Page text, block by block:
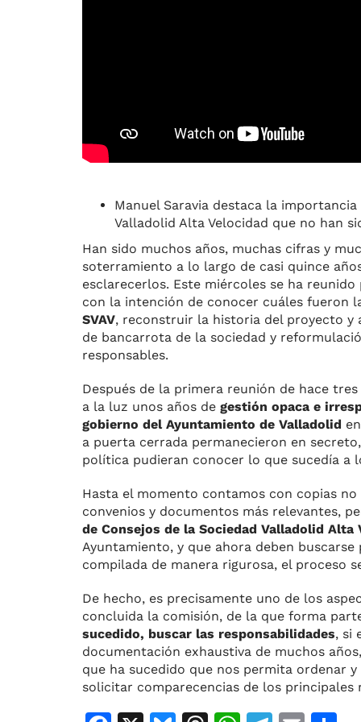
Manuel Saravia destaca la
Valladolid Alta Velocidad que no han
Han sido muchos años, muchas cifras y
soterramiento a lo largo de casi quince
esclarecerlos. Este miércoles se ha reunido
con la intención de conocer cuáles fueron
SVAV, reconstruir la historia del proyecto y
de bancarrota de la sociedad y
responsables.
Después de la primera reunión de hace tres
a la luz unos años de gestión opaca e
gobierno del Ayuntamiento de Valladolid
a puerta cerrada permanecieron en
política pudieran conocer lo que sucedía a
Hasta el momento contamos con copias
convenios y documentos más relevantes,
de Consejos de la Sociedad Valladolid Alta
Ayuntamiento, y que ahora deben
compilada de manera rigurosa, el proceso
De hecho, es precisamente uno de los
concluida la comisión, de la que forma
sucedido, buscar las responsabilidades, si
documentación exhaustiva de muchos
que ha sucedido que nos permita ordenar
solicitar comparecencias de los principales